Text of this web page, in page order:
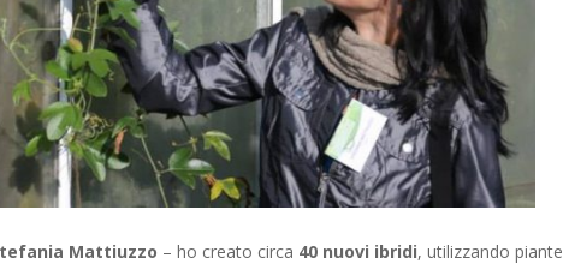
Mattiuzzo – ho creato circa 40 nuovi ibridi, utilizzando piante